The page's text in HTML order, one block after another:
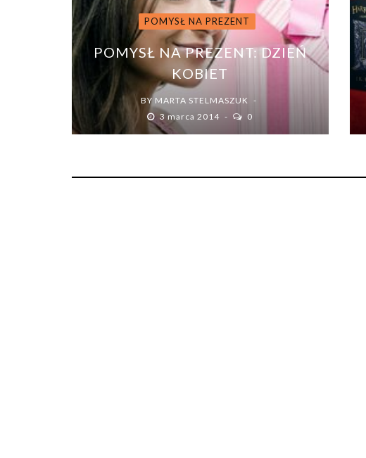
POMYSŁ NA PREZENT
POMYSŁ NA PREZENT: DZIEŃ
KOBIET
BY MARTA STELMASZUK
3 marca 2014
0